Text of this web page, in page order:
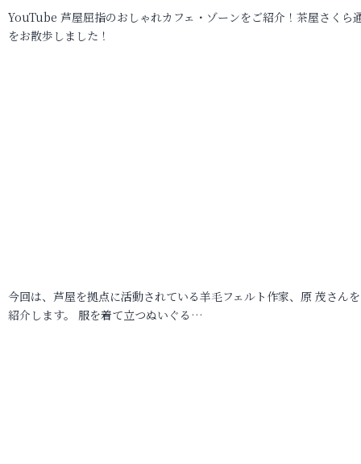
YouTube 芦屋屈指のおしゃれカフェ・ゾーンをご紹介！茶屋さくら
をお散歩しました！
今回は、芦屋を拠点に活動されている羊毛フェルト作家、原 茂さん
紹介します。 服を着て立つぬいぐる…